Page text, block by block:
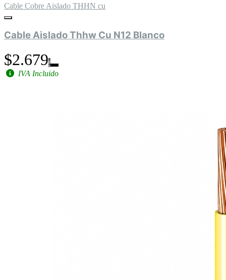
Cable Cobre Aislado THHN cu
Cable Aislado Thhw Cu N12 Blanco
$2.679
IVA Incluido